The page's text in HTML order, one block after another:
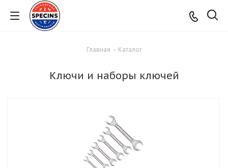
Главная - Каталог
Ключи и наборы ключей